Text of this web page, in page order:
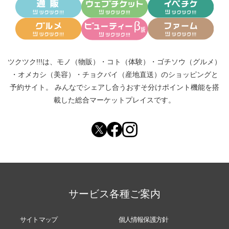
ツクツク!!!は、 モノ（物販） ・ コト（体験） ・ ゴチソウ（グルメ）
・ オメカシ（美容） ・ チョクバイ（産地直送） のショッピングと
予約サイト。
みんなでシェアし合う おすそ分けポイント機能を搭
載した総合マーケットプレイスです。
サービス各種ご案内
サイトマップ 個人情報保護方針